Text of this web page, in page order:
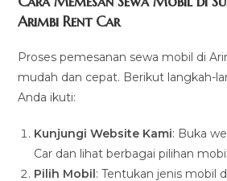
Arimbi Rent Car
Proses pemesanan sewa mobil di
mudah dan cepat. Berikut langkah-
Anda ikuti:
Kunjungi Website Kami: Buka
Car dan lihat berbagai pilihan
Pilih Mobil: Tentukan jenis mobil